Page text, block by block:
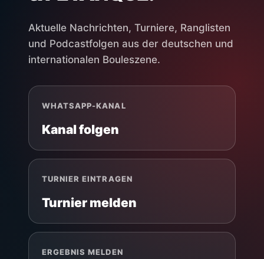
Aktuelle Nachrichten, Turniere, Ranglisten
und Podcastfolgen aus der deutschen und
internationalen Bouleszene.
WHATSAPP-KANAL
Kanal folgen
TURNIER EINTRAGEN
Turnier melden
ERGEBNIS MELDEN